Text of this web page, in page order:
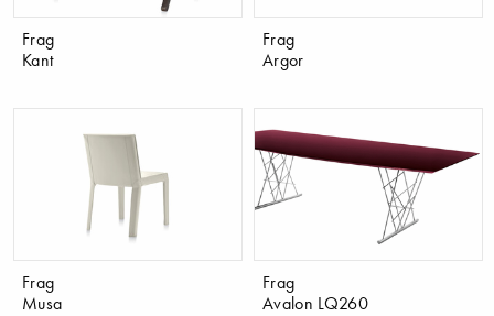
Frag
Kant
Frag
Argor
Frag
Musa
Frag
Avalon LQ260